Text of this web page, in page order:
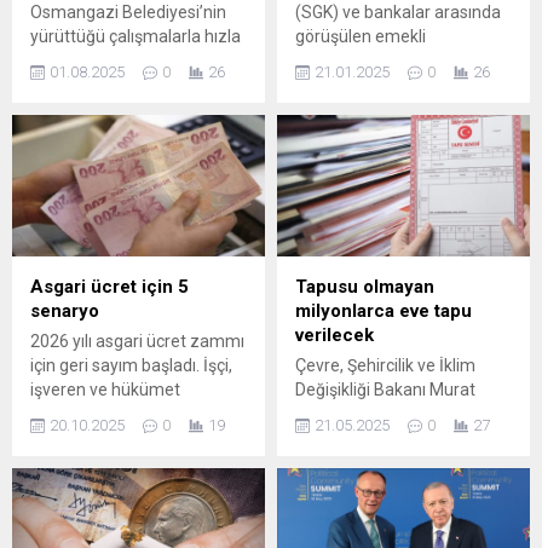
Osmangazi Belediyesi’nin
yürüttüğü çalışmalarla hızla
modernleşmeye devam
Avrupa’nın en prestijli
şehircilik programlarından
biri olan CIVITAS tarafından
‘Öncü Şehir’ seçildi.
Osmangazi Belediyesi,
yapmış olduğu projelerle,
hizmetlerle ve yatırımlarla
Osmangazi’nin Avrupa’nın
öncü şehirleri arasına
girmesini sağladı.
Avrupa’nın dört bir yanındaki
şehirlerarasında yapılan
seçim sonucunda
01.08.2025 0 26
(SGK) ve bankalar arasında
görüşülen emekli
düzenlemesinde son
yıl 19 banka ile imzalanan
protokolde emekli
promosyonları için
belirlenen 12 bin TL'lik üst
sınırın mart ayında 24 bin
liraya yükselmesi bekleniyor.
21.01.2025 0 26
Asgari ücret için 5
senaryo
2026 yılı asgari ücret zammı
için geri sayım başladı. İşçi,
işveren ve hükümet
temsilcilerinden oluşan Üçlü
Danışma Kurulu, 21 Ekim
yandan 5 olası senaryo da
ortaya çıktı. İşte ayrıntılar...
20.10.2025 0 19
Tapusu olmayan
milyonlarca eve tapu
verilecek
Çevre, Şehircilik ve İklim
Değişikliği Bakanı Murat
Kurum, 2B kapsamındaki
arazilerin kayıt altına
milyon vatandaşımızın
heyecanla beklediği bir adım
atıyoruz.. Yıllardır tapu
21.05.2025 0 27